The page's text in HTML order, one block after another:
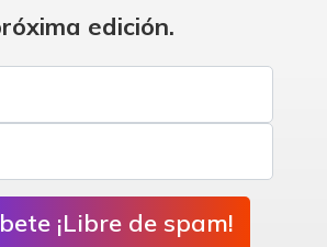
edición.
¡Libre de spam!